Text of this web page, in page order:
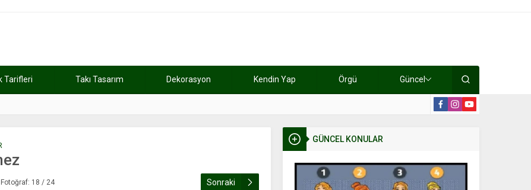
Tarifleri Takı Tasarım Dekorasyon Kendin Yap Örgü Güncel
kaybetti
GÜNCEL KONULAR
Fotoğraf: 18 / 24 Sonraki